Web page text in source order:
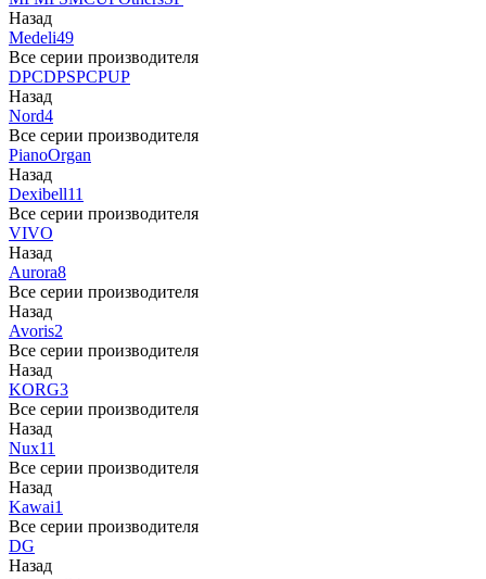
Назад
Medeli49
Все серии производителя
DPCDPSPCPUP
Назад
Nord4
Все серии производителя
PianoOrgan
Назад
Dexibell11
Все серии производителя
VIVO
Назад
Aurora8
Все серии производителя
Назад
Avoris2
Все серии производителя
Назад
KORG3
Все серии производителя
Назад
Nux11
Все серии производителя
Назад
Kawai1
Все серии производителя
DG
Назад